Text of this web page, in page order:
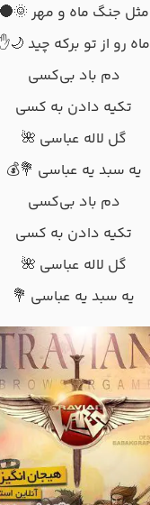
مثل جنگ ماه و مهر 🌞🌑
ماه رو از تو برکه چید 🌙✋
دم باد بی‌کسی
تکیه دادن به کسی
گل لاله عباسی 🌺
یه سبد یه عباسی 💐💰
دم باد بی‌کسی
تکیه دادن به کسی
گل لاله عباسی 🌺
یه سبد یه عباسی 💐